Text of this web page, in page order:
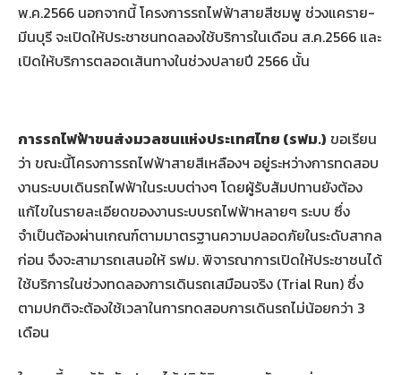
พ.ค.2566 นอกจากนี้ โครงการรถไฟฟ้าสายสีชมพู ช่วงแคราย-
มีนบุรี จะเปิดให้ประชาชนทดลองใช้บริการในเดือน ส.ค.2566 และ
เปิดให้บริการตลอดเส้นทางในช่วงปลายปี 2566 นั้น
การรถไฟฟ้าขนส่งมวลชนแห่งประเทศไทย (รฟม.) ขอเรียน
ว่า ขณะนี้โครงการรถไฟฟ้าสายสีเหลืองฯ อยู่ระหว่างการทดสอบ
งานระบบเดินรถไฟฟ้าในระบบต่างๆ โดยผู้รับสัมปทานยังต้อง
แก้ไขในรายละเอียดของงานระบบรถไฟฟ้าหลายๆ ระบบ ซึ่ง
จำเป็นต้องผ่านเกณฑ์ตามมาตรฐานความปลอดภัยในระดับสากล
ก่อน จึงจะสามารถเสนอให้ รฟม. พิจารณาการเปิดให้ประชาชนได้
ใช้บริการในช่วงทดลองการเดินรถเสมือนจริง (Trial Run) ซึ่ง
ตามปกติจะต้องใช้เวลาในการทดสอบการเดินรถไม่น้อยกว่า 3
เดือน